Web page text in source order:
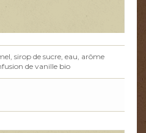
sirop de sucre, eau, arôme
de vanille bio